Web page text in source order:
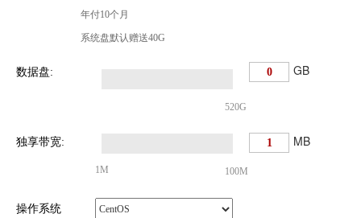
年付10个月
系统盘默认赠送40G
数据盘:
520G
GB
独享带宽:
1M 100M
MB
操作系统